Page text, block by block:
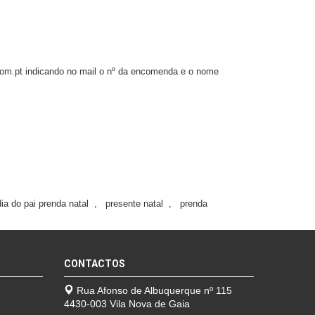
indicando no mail o nº da encomenda e o nome
do pai prenda natal , presente natal ,
prenda
CONTACTOS
Rua Afonso de Albuquerque nº 115
4430-003 Vila Nova de Gaia